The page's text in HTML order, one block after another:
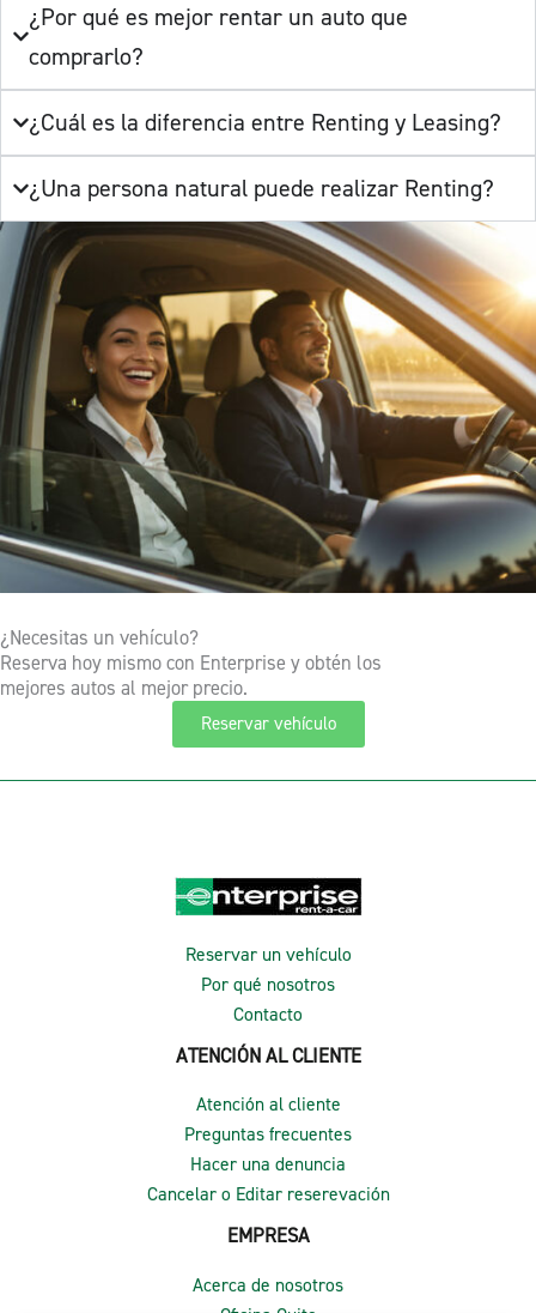
¿Por qué es mejor rentar un auto que
comprarlo?
¿Cuál es la diferencia entre Renting y Leasing?
¿Una persona natural puede realizar Renting?
¿Necesitas un vehículo?
Reserva hoy mismo con Enterprise y obtén los
mejores autos al mejor precio.
Reservar vehículo
Reservar un vehículo
Por qué nosotros
Contacto
ATENCIÓN AL CLIENTE
Atención al cliente
Preguntas frecuentes
Hacer una denuncia
Cancelar o Editar reserevación
EMPRESA
Acerca de nosotros